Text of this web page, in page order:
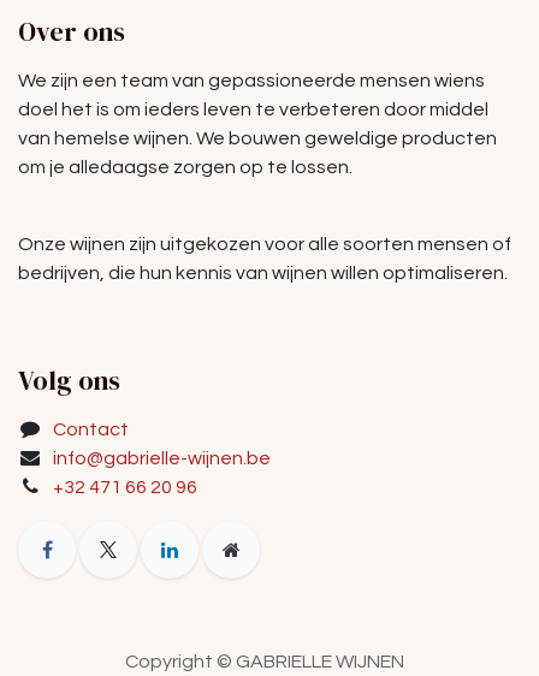
Over ons
We zijn een team van gepassioneerde mensen wiens
doel het is om ieders leven te verbeteren door middel
van hemelse wijnen. We bouwen geweldige producten
om je alledaagse zorgen op te lossen.
Onze wijnen zijn uitgekozen voor alle soorten mensen of
bedrijven, die hun kennis van wijnen willen optimaliseren.
Volg ons
Contact
info@gabrielle-wijnen.be
+32 471 66 20 96
Copyright © GABRIELLE WIJNEN